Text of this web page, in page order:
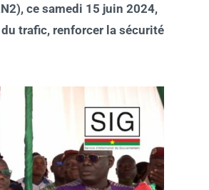
ce samedi 15 juin 2024,
trafic, renforcer la sécurité